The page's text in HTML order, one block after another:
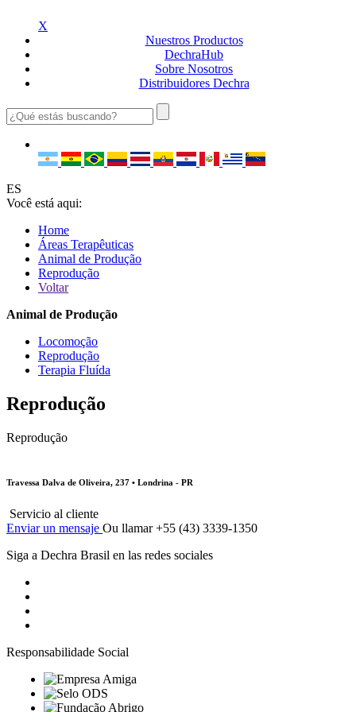
X
Nuestros Productos
DechraHub
Sobre Nosotros
Distribuidores Dechra
ES
Você está aqui:
Home
Áreas Terapêuticas
Animal de Produção
Reprodução
Voltar
Animal de Produção
Locomoção
Reprodução
Terapia Fluída
Reprodução
Reprodução
Travessa Dalva de Oliveira, 237 • Londrina - PR
Servicio al cliente
Enviar un mensaje Ou llamar +55 (43) 3339-1350
Siga a Dechra Brasil en las redes sociales
Responsabilidade Social